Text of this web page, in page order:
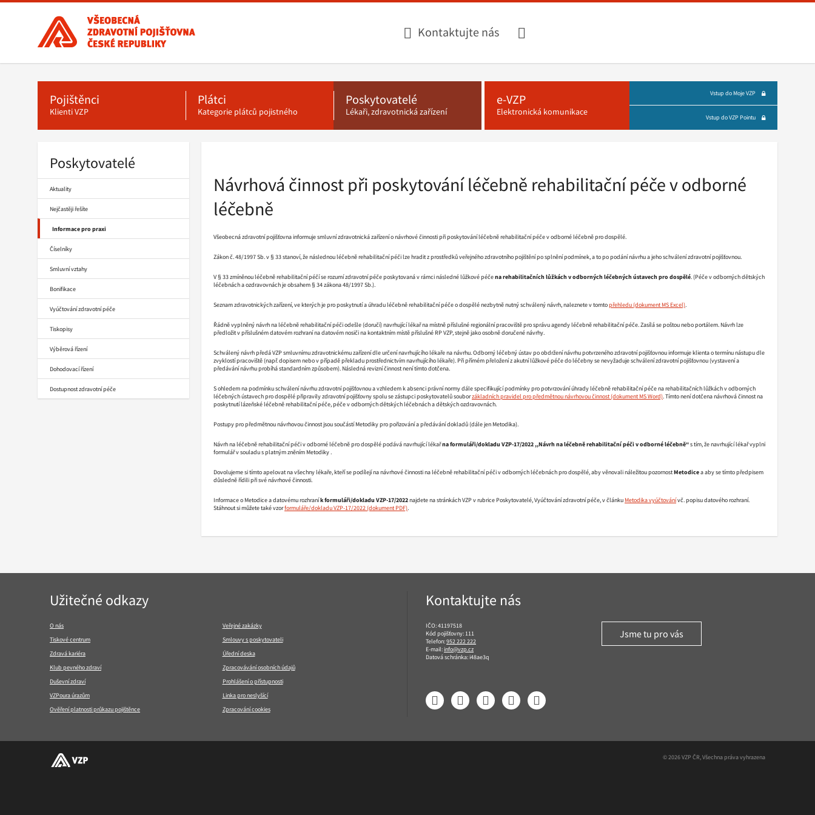
Všeobecná
zdravotní
pojišťovna
ČR,
hlavní
stránka
Kontaktujte nás
Pojištěnci
Klienti VZP
Plátci
Kategorie plátců pojistného
Poskytovatelé
Lékaři, zdravotnická zařízení
e-VZP
Elektronická komunikace
Vstup do Moje VZP
Vstup do VZP Pointu
Poskytovatelé
Aktuality
Nejčastěji řešíte
Informace pro praxi
Číselníky
Smluvní vztahy
Bonifikace
Vyúčtování zdravotní péče
Tiskopisy
Výběrová řízení
Dohodovací řízení
Dostupnost zdravotní péče
Návrhová činnost při poskytování léčebně rehabilitační péče v odborné
léčebně
Všeobecná zdravotní pojišťovna informuje smluvní zdravotnická zařízení o návrhové činnosti při poskytování léčebně rehabilitační péče v odborné léčebně pro dospělé.
Zákon č. 48/1997 Sb. v § 33 stanoví, že následnou léčebně rehabilitační péči lze hradit z prostředků veřejného zdravotního pojištění po splnění podmínek, a to po podání návrhu a jeho schválení zdravotní pojišťovnou.
V § 33 zmíněnou léčebně rehabilitační péčí se rozumí zdravotní péče poskytovaná v rámci následné lůžkové péčena rehabilitačních lůžkách v odborných léčebných ústavech pro dospělé. (Péče v odborných dětských
léčebnách a ozdravovnách je obsahem § 34 zákona 48/1997 Sb.).
Seznam zdravotnických zařízení, ve kterých je pro poskytnutí a úhradu léčebně rehabilitační péče o dospělé nezbytně nutný schválený návrh, naleznete v tomtopřehledu .
Řádně vyplněný návrh na léčebně rehabilitační péči odešle (doručí) navrhující lékař na místně příslušné regionální pracoviště pro správu agendy léčebně rehabilitační péče. Zasílá se poštou nebo portálem. Návrh lze
předložit v příslušném datovém rozhraní na datovém nosiči na kontaktním místě příslušné RP VZP, stejně jako osobně doručené návrhy.
Schválený návrh předá VZP smluvnímu zdravotnickému zařízení dle určení navrhujícího lékaře na návrhu. Odborný léčebný ústav po obdržení návrhu potvrzeného zdravotní pojišťovnou informuje klienta o termínu nástupu dle
zvyklostí pracoviště (např. dopisem nebo v případě překladu prostřednictvím navrhujícího lékaře). Při přímém přeložení z akutní lůžkové péče do léčebny se nevyžaduje schválení zdravotní pojišťovnou (vystavení a
předávání návrhu probíhá standardním způsobem). Následná revizní činnost není tímto dotčena.
S ohledem na podmínku schválení návrhu zdravotní pojišťovnou a vzhledem k absenci právní normy dále specifikující podmínky pro potvrzování úhrady léčebně rehabilitační péče na rehabilitačních lůžkách v odborných
léčebných ústavech pro dospělé připravily zdravotní pojišťovny spolu se zástupci poskytovatelů souborzákladních pravidel pro předmětnou návrhovou činnost
. Tímto není dotčena návrhová činnost na
poskytnutí lázeňské léčebně rehabilitační péče, péče v odborných dětských léčebnách a dětských ozdravovnách.
Postupy pro předmětnou návrhovou činnost jsou součástí Metodiky pro pořizování a předávání dokladů (dále jen Metodika).
Návrh na léčebně rehabilitační péči v odborné léčebně pro dospělé podává navrhující lékařna formuláři/dokladu VZP-17/2022 ,,Návrh na léčebně rehabilitační péči v odborné léčebně“s tím, že navrhující lékař vyplní
formulář v souladu s platným zněním Metodiky .
Dovolujeme si tímto apelovat na všechny lékaře, kteří se podílejí na návrhové činnosti na léčebně rehabilitační péči v odborných léčebnách pro dospělé, aby věnovali náležitou pozornostMetodicea aby se tímto předpisem
důsledně řídili při své návrhové činnosti.
Informace o Metodice a datovému rozhraníkformuláři/dokladu VZP-17/2022najdete na stránkách VZP v rubrice Poskytovatelé, Vyúčtování zdravotní péče, v článku Metodika vyúčtovánívč. popisu datového rozhraní.
Stáhnout si můžete také vzorformuláře/dokladu VZP-17/2022 .
Navigace
Užitečné odkazy
O nás
Tiskové centrum
Zdravá kariéra
Klub pevného zdraví
Duševní zdraví
VZPoura úrazům
Ověření platnosti průkazu pojištěnce
Veřejné zakázky
Smlouvy s poskytovateli
Úřední deska
Zpracovávání osobních údajů
Prohlášení o přístupnosti
Linka pro neslyšící
Zpracování cookies
Kontaktujte nás
IČO: 41197518
Kód pojišťovny: 111
Telefon:952 222 222
E-mail:info@vzp.cz
Datová schránka: i48ae3q
Jsme tu pro vás
FacebookLinkedIn YouTube InstagramTwitter
© 2026 VZP ČR, Všechna práva vyhrazena